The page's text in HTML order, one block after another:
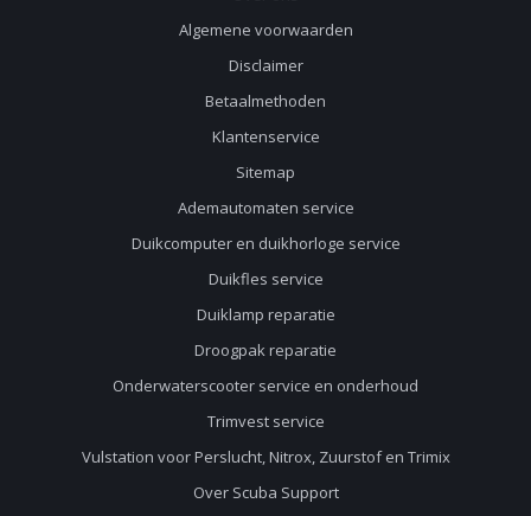
Algemene voorwaarden
Disclaimer
Betaalmethoden
Klantenservice
Sitemap
Ademautomaten service
Duikcomputer en duikhorloge service
Duikfles service
Duiklamp reparatie
Droogpak reparatie
Onderwaterscooter service en onderhoud
Trimvest service
Vulstation voor Perslucht, Nitrox, Zuurstof en Trimix
Over Scuba Support